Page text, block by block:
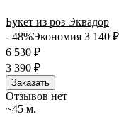
Букет из роз Эквадор
- 48%Экономия 3 140 ₽
6 530 ₽
3 390 ₽
Заказать
Отзывов нет
~45 м.